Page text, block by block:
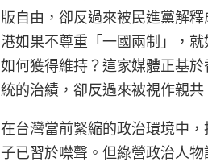
版自由，卻反過來被民進黨解
港如果不尊重「一國兩制」，
如何獲得維持？這家媒體正基
統的治績，卻反過來被視作親
在台灣當前緊縮的政治環境中
子已習於噤聲。但綠營政治人